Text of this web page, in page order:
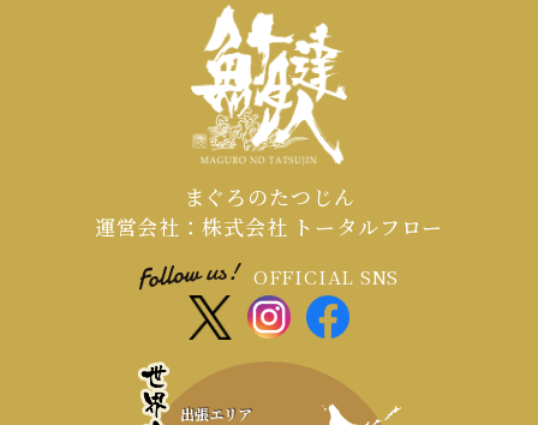
まぐろのたつじん
運営会社：株式会社 トータルフロー
OFFICIAL SNS
出張エリア